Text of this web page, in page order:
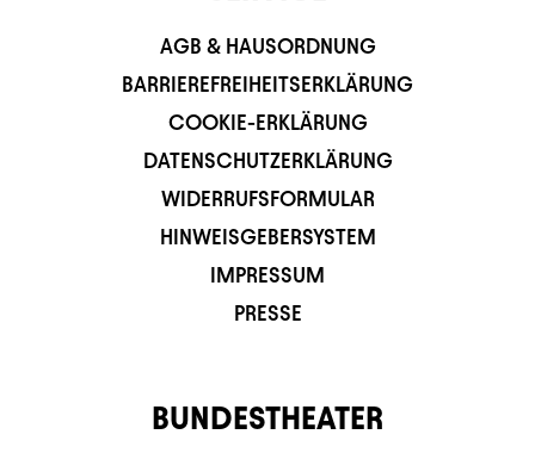
AGB & HAUSORDNUNG
BARRIEREFREIHEITSERKLÄRUNG
COOKIE-ERKLÄRUNG
DATENSCHUTZERKLÄRUNG
WIDERRUFSFORMULAR
HINWEISGEBERSYSTEM
IMPRESSUM
PRESSE
BUNDESTHEATER